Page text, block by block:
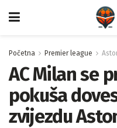
Početna Premier league
AC Milan se
pokuša
zvijezdu